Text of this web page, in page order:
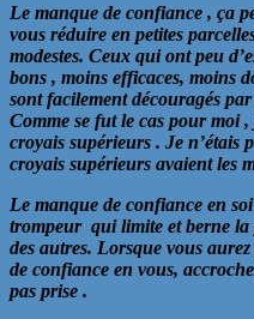
Le manque de confiance , ça
vous réduire en petites
modestes. Ceux qui ont peu
bons , moins efficaces, moins
sont facilement découragés
Comme se fut le cas pour moi
croyais supérieurs . Je n’étais
croyais supérieurs avaient les
Le manque de confiance en
trompeur qui limite et berne la
des autres. Lorsque vous
de confiance en vous,
pas prise .